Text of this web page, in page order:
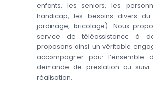
enfants, les seniors, les
handicap, les besoins divers
jardinage, bricolage). Nous
service de téléassistance à
proposons ainsi un véritable
accompagner pour
demande de prestation au suivi
réalisation.